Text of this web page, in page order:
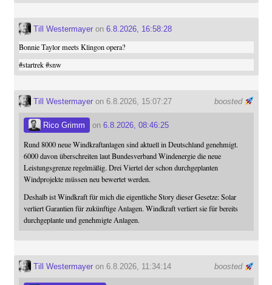
Till Westermayeron 6.8.2026, 16:58:28
Bonnie Taylor meets Klingon opera?
#startrek #snw
boosted
Till Westermayeron 6.8.2026, 15:07:27
Rico Grimm on 6.8.2026, 08:46:25
Rund 8000 neue Windkraftanlagen sind aktuell in Deutschland genehmigt.
6000 davon überschreiten laut Bundesverband Windenergie die neue
Leistungsgrenze regelmäßig. Drei Viertel der schon durchgeplanten
Windprojekte müssen neu bewertet werden.
Deshalb ist Windkraft für mich die eigentliche Story dieser Gesetze: Solar
verliert Garantien für zukünftige Anlagen. Windkraft verliert sie für bereits
durchgeplante und genehmigte Anlagen.
boosted
Till Westermayeron 6.8.2026, 11:34:14